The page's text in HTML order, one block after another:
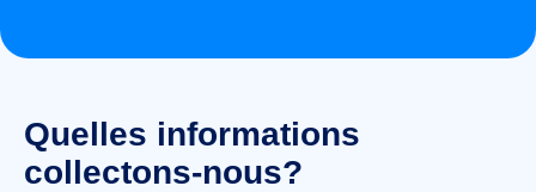
Quelles informations
collectons-nous?